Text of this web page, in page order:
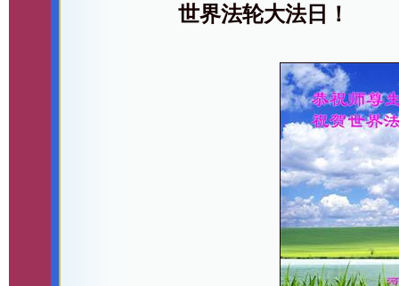
世界法轮大法日！